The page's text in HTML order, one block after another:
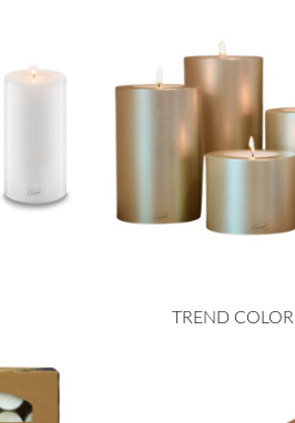
TREND COLOR